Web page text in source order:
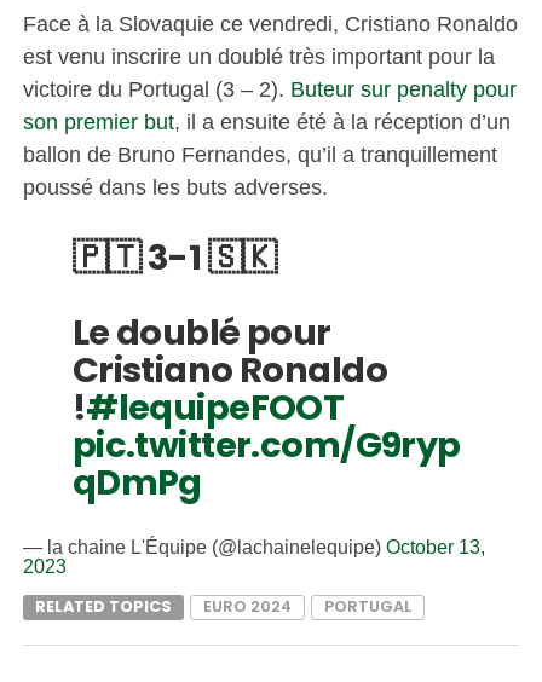
Face à la Slovaquie ce vendredi, Cristiano Ronaldo
est venu inscrire un doublé très important pour la
victoire du Portugal (3 – 2). Buteur sur penalty pour
son premier but, il a ensuite été à la réception d’un
ballon de Bruno Fernandes, qu’il a tranquillement
poussé dans les buts adverses.
🇵🇹 3-1 🇸🇰
Le doublé pour
Cristiano Ronaldo
!#lequipeFOOT
pic.twitter.com/G9ryp
qDmPg
— la chaine L'Équipe (@lachainelequipe) October 13,
2023
RELATED TOPICS
EURO 2024 PORTUGAL